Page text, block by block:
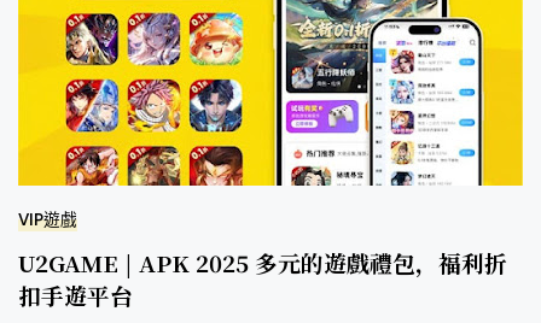
VIP遊戲
U2GAME | APK 2025 多元的遊戲禮包，福利折
扣手遊平台